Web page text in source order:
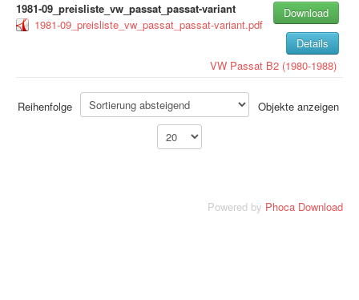
1981-09_preisliste_vw_passat_passat-variant
1981-09_preisliste_vw_passat_passat-variant.pdf
Download
Details
VW Passat B2 (1980-1988)
Reihenfolge Objekte anzeigen
Powered by Phoca Download